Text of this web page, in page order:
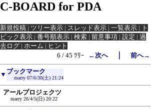
C-BOARD for PDA
新規投稿 | ツリー表示 | スレッド表示 | 一覧表示 | ト
ピック表示 | 番号順表示 | 検索 | 留意事項 | 設定 | 過
去ログ | ホーム | ヒント
6 / 45 ﾂﾘｰ
←次へ｜ 前へ→
▼ ブックマーク
marry 07/6/30(土) 21:24
アールプロジェクツ
marry 26/4/5(日) 20:22